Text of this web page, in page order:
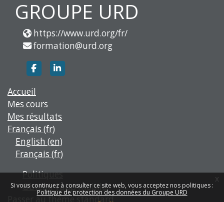
Si vous continuez à consulter ce site web, vous acceptez nos politiques :
Politique de protection des données du Groupe URD
x
GROUPE URD
https://www.urd.org/fr/
formation@urd.org
https://www.facebook.com/groupe.urd
Accueil
Mes cours
Mes résultats
Français ‎(fr)‎
English ‎(en)‎
Français ‎(fr)‎
Politiques
Obtenir l’app mobile
Passer au thème standard